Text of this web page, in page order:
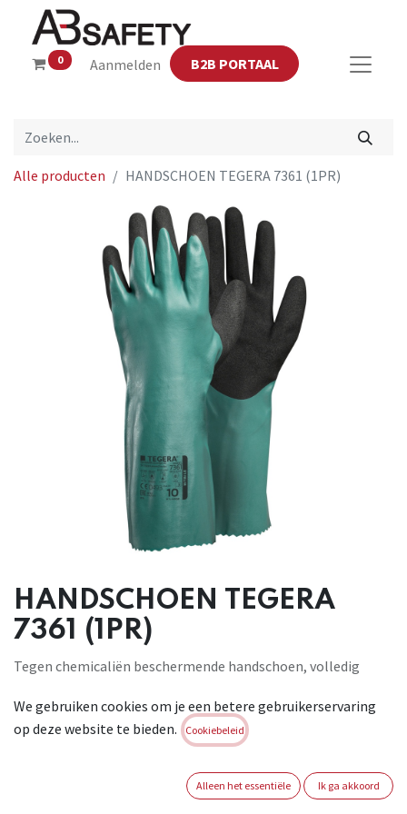
0 Aanmelden B2B PORTAAL
Alle producten HANDSCHOEN TEGERA 7361 (1PR)
HANDSCHOEN TEGERA
7361 (1PR)
Tegen chemicaliën beschermende handschoen, volledig
zandachtige afwerking, 18 gg, nylon, olie- en vetbestendig,
water- en olieafstotend, voor algemene werkzaamheden.
vette levensmiddelen. CAT III . Conform : EN
420:2003+A1:2009, EN 388:2016 4121X, EN 407:2004 X1XXXX,
We gebruiken cookies om je een betere gebruikerservaring
op deze website te bieden.
Cookiebeleid
Alleen het essentiële Ik ga akkoord